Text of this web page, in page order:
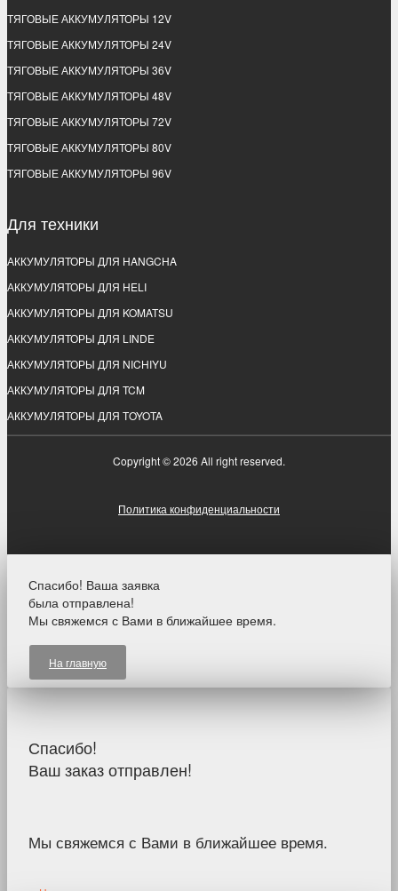
ТЯГОВЫЕ АККУМУЛЯТОРЫ 12V
ТЯГОВЫЕ АККУМУЛЯТОРЫ 24V
ТЯГОВЫЕ АККУМУЛЯТОРЫ 36V
ТЯГОВЫЕ АККУМУЛЯТОРЫ 48V
ТЯГОВЫЕ АККУМУЛЯТОРЫ 72V
ТЯГОВЫЕ АККУМУЛЯТОРЫ 80V
ТЯГОВЫЕ АККУМУЛЯТОРЫ 96V
Для техники
АККУМУЛЯТОРЫ ДЛЯ HANGCHA
АККУМУЛЯТОРЫ ДЛЯ HELI
АККУМУЛЯТОРЫ ДЛЯ KOMATSU
АККУМУЛЯТОРЫ ДЛЯ LINDE
АККУМУЛЯТОРЫ ДЛЯ NICHIYU
АККУМУЛЯТОРЫ ДЛЯ TCM
АККУМУЛЯТОРЫ ДЛЯ TOYOTA
Copyright © 2026 All right reserved.
Политика конфиденциальности
Спасибо! Ваша заявка
была отправлена!
Мы свяжемся с Вами в ближайшее время.
На главную
Спасибо!
Ваш заказ отправлен!
Мы свяжемся с Вами в ближайшее время.